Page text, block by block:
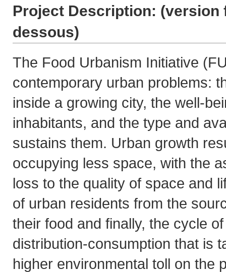
Project Description: (version
dessous)
The Food Urbanism Initiative
contemporary urban problems:
inside a growing city, the well-
inhabitants, and the type and
sustains them. Urban growth
occupying less space, with the
loss to the quality of space and
of urban residents from the
their food and finally, the cycle
distribution-consumption that is
higher environmental toll on the